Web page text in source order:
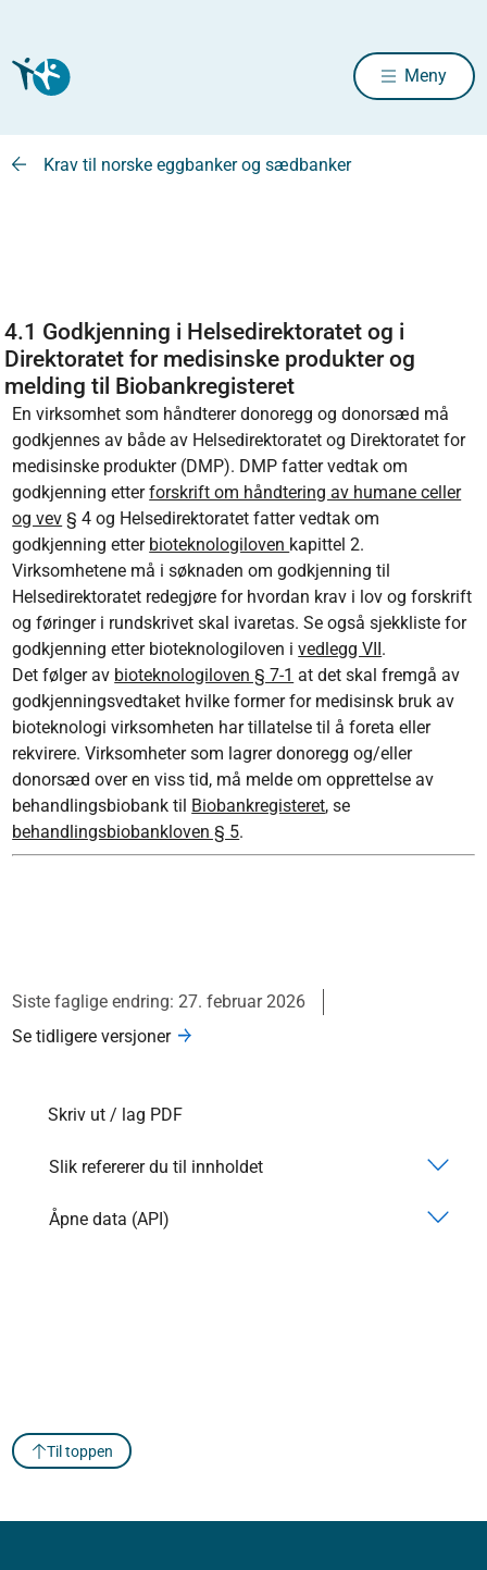
Meny
Krav til norske eggbanker og sædbanker
4.1 Godkjenning i Helsedirektoratet og i
Direktoratet for medisinske produkter og
melding til Biobankregisteret
En virksomhet som håndterer donoregg og donorsæd må
godkjennes av både av Helsedirektoratet og Direktoratet for
medisinske produkter (DMP). DMP fatter vedtak om
godkjenning etterforskrift om håndtering av humane celler
og vev § 4 og Helsedirektoratet fatter vedtak om
godkjenning etter bioteknologiloven kapittel 2.
Virksomhetene må i søknaden om godkjenning til
Helsedirektoratet redegjøre for hvordan krav i lov og forskrift
og føringer i rundskrivet skal ivaretas. Se også sjekkliste for
godkjenning etter bioteknologiloven ivedlegg VII.
Det følger av bioteknologiloven § 7-1 at det skal fremgå av
godkjenningsvedtaket hvilke former for medisinsk bruk av
bioteknologi virksomheten har tillatelse til å foreta eller
rekvirere. Virksomheter som lagrer donoregg og/eller
donorsæd over en viss tid, må melde om opprettelse av
behandlingsbiobank til Biobankregisteret, se
behandlingsbiobankloven § 5.
Siste faglige endring: 27. februar 2026
Se tidligere versjoner
Skriv ut / lag PDF
Slik refererer du til innholdet
Åpne data (API)
Til toppen